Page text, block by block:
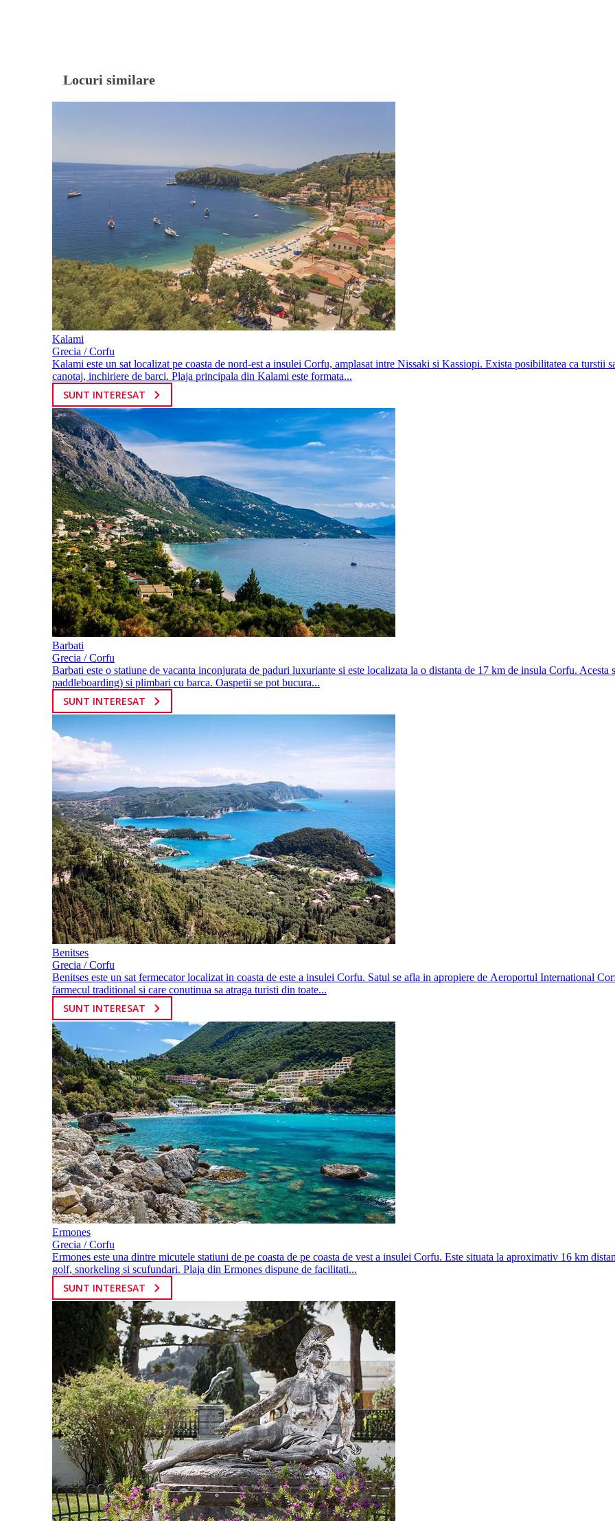
Locuri similare
Kalami
Grecia / Corfu
Kalami este un sat localizat pe coasta de nord-est a insulei Corfu, amplasat intre Nissaki si Kassiopi. Exista posibilitatea ca turstii
canotaj, inchiriere de barci. Plaja principala din Kalami este formata...
SUNT INTERESAT
Barbati
Grecia / Corfu
Barbati este o statiune de vacanta inconjurata de paduri luxuriante si este localizata la o distanta de 17 km de insula Corfu.
paddleboarding) si plimbari cu barca. Oaspetii se pot bucura...
SUNT INTERESAT
Benitses
Grecia / Corfu
Benitses este un sat fermecator localizat in coasta de este a insulei Corfu. Satul se afla in apropiere de Aeroportul International
farmecul traditional si care conutinua sa atraga turisti din toate...
SUNT INTERESAT
Ermones
Grecia / Corfu
Ermones este una dintre micutele statiuni de pe coasta de pe coasta de vest a insulei Corfu. Este situata la aproximativ 16 km
golf, snorkeling si scufundari. Plaja din Ermones dispune de facilitati...
SUNT INTERESAT